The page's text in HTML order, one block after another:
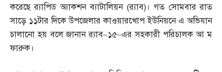
করেছে র‌্যাপিড অ্যাকশন ব্যাটালিয়ন (র‌্যাব)। গত সোমবার রাত
সাড়ে ১১টার দিকে উপজেলার কাওয়ারখোপ ইউনিয়নে এ অভিযান
চালানো হয় বলে জানান র‌্যাব–১৫–এর সহকারী পরিচালক আ ম
ফারুক।